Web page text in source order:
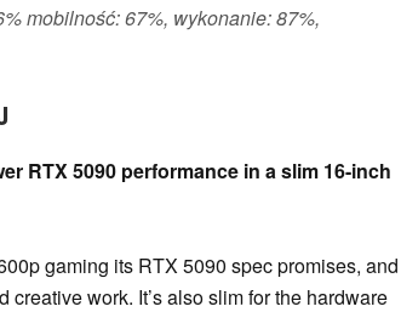
mobilność: 67%, wykonanie: 87%,
RTX 5090 performance in a slim 16-inch
gaming its RTX 5090 spec promises, and
work. It’s also slim for the hardware